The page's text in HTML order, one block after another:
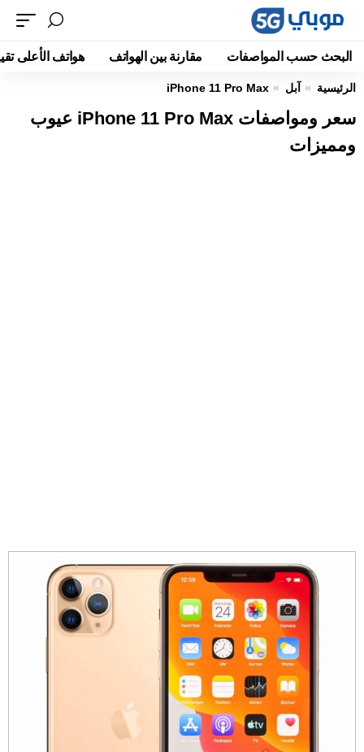
البحث حسب المواصفات مقارنة بين الهواتف هواتف الأعلى
الرئيسية آبل iPhone 11 Pro Max
سعر ومواصفات iPhone 11 Pro Max عيوب
ومميزات